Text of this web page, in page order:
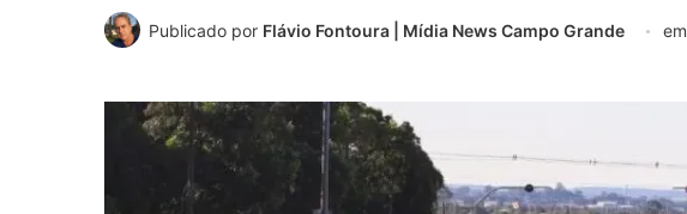
Publicado por Flávio Fontoura | Mídia News Campo Grande em